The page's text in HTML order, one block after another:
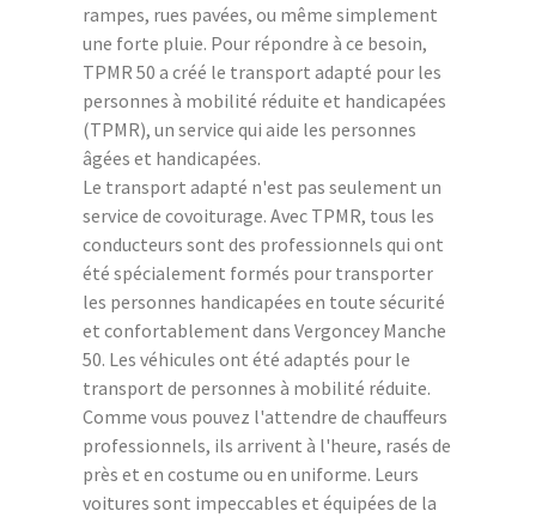
rampes, rues pavées, ou même simplement
une forte pluie. Pour répondre à ce besoin,
TPMR 50 a créé le transport adapté pour les
personnes à mobilité réduite et handicapées
(TPMR), un service qui aide les personnes
âgées et handicapées.
Le transport adapté n'est pas seulement un
service de covoiturage. Avec TPMR, tous les
conducteurs sont des professionnels qui ont
été spécialement formés pour transporter
les personnes handicapées en toute sécurité
et confortablement dans Vergoncey Manche
50. Les véhicules ont été adaptés pour le
transport de personnes à mobilité réduite.
Comme vous pouvez l'attendre de chauffeurs
professionnels, ils arrivent à l'heure, rasés de
près et en costume ou en uniforme. Leurs
voitures sont impeccables et équipées de la